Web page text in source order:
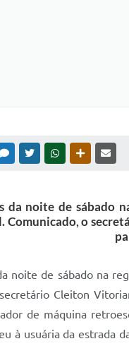
MESSENGER
TWITTERWHATSAPPOUTRAS
da noite de sábado
o
noite de sábado na
Cleiton
de máquina
à usuária da estrada